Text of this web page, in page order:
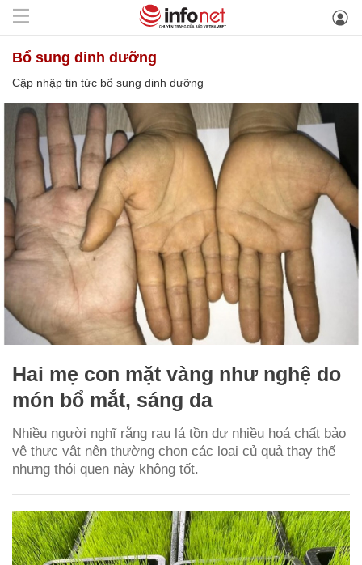
bổ sung dinh dưỡng
Cập nhập tin tức bổ sung dinh dưỡng
Hai mẹ con mặt vàng như nghệ do
món bổ mắt, sáng da
Nhiều người nghĩ rằng rau lá tồn dư nhiều hoá chất bảo
vệ thực vật nên thường chọn các loại củ quả thay thế
nhưng thói quen này không tốt.